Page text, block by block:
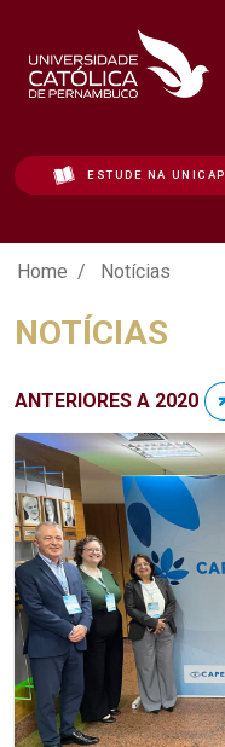
ESTUDE NA UNICAP
Notícias - Unicap
Home Notícias
NOTÍCIAS
ANTERIORES A 2020